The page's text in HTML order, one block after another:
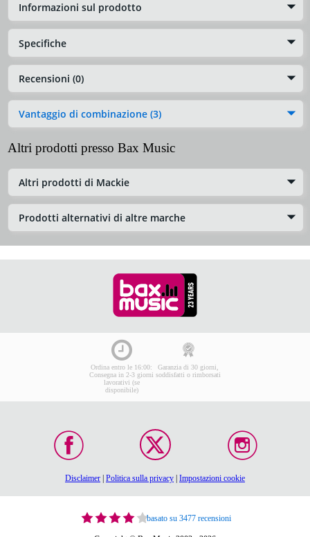
Informazioni sul prodotto
Specifiche
Recensioni (0)
Vantaggio di combinazione (3)
Altri prodotti presso Bax Music
Altri prodotti di Mackie
Prodotti alternativi di altre marche
Ordina entro le 16:00:
Consegna in 2-3 giorni
lavorativi (se
disponibile)
Garanzia di 30 giorni,
soddisfatti o rimborsati
Disclaimer Politica sulla privacy Impostazioni cookie
basato su 3477 recensioni